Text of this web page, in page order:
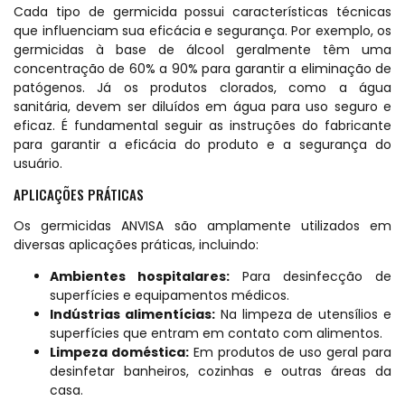
Cada tipo de germicida possui características técnicas
que influenciam sua eficácia e segurança. Por exemplo, os
germicidas à base de álcool geralmente têm uma
concentração de 60% a 90% para garantir a eliminação de
patógenos. Já os produtos clorados, como a água
sanitária, devem ser diluídos em água para uso seguro e
eficaz. É fundamental seguir as instruções do fabricante
para garantir a eficácia do produto e a segurança do
usuário.
APLICAÇÕES PRÁTICAS
Os germicidas ANVISA são amplamente utilizados em
diversas aplicações práticas, incluindo:
Ambientes hospitalares: Para desinfecção de
superfícies e equipamentos médicos.
Indústrias alimentícias:Na limpeza de utensílios e
superfícies que entram em contato com alimentos.
Limpeza doméstica:Em produtos de uso geral para
desinfetar banheiros, cozinhas e outras áreas da
casa.